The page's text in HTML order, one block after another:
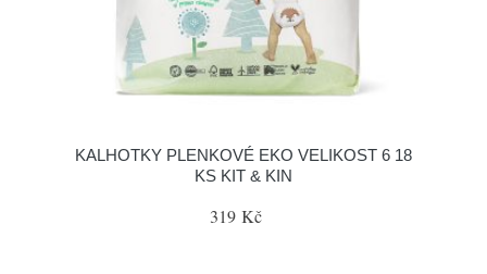
KALHOTKY PLENKOVÉ EKO VELIKOST 6 18
KS KIT & KIN
319 Kč